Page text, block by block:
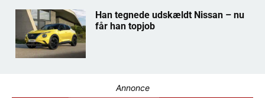
Han tegnede udskældt Nissan – nu
får han topjob
Annonce